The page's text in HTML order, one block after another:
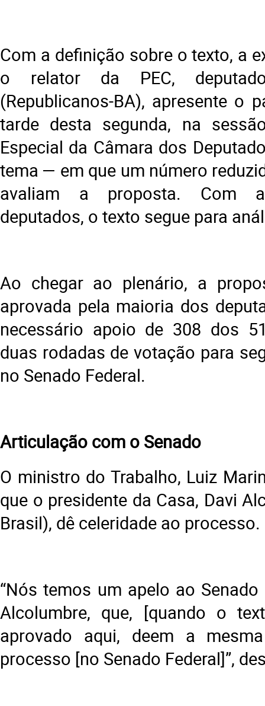
Com a definição sobre o texto, a
o relator da PEC,
(Republicanos-BA), apresente o
tarde desta segunda, na
Especial da Câmara dos
tema — em que um número
avaliam a proposta. Com
deputados, o texto segue para
Ao chegar ao plenário, a
aprovada pela maioria dos
necessário apoio de 308 dos
duas rodadas de votação para
no Senado Federal.
Articulação com o Senado
O ministro do Trabalho, Luiz
que o presidente da Casa, Davi
Brasil), dê celeridade ao processo.
“Nós temos um apelo ao
Alcolumbre, que, [quando o
aprovado aqui, deem a
processo [no Senado Federal]”,